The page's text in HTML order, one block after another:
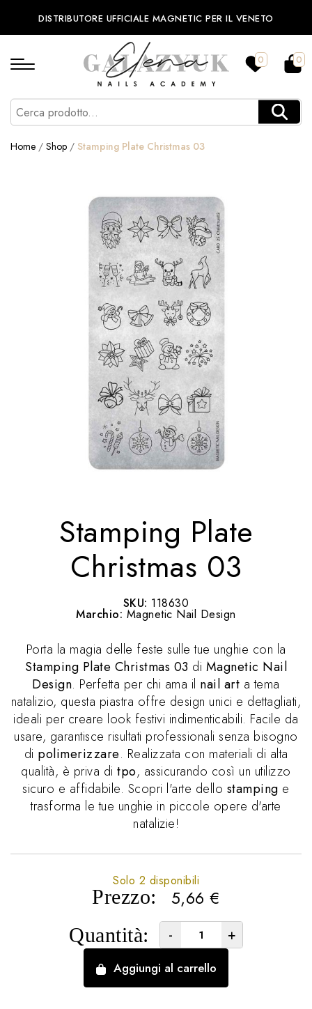
DISTRIBUTORE UFFICIALE MAGNETIC PER IL VENETO
0 0
Home / Shop / Stamping Plate Christmas 03
Stamping Plate
Christmas 03
SKU: 118630
Marchio: Magnetic Nail Design
Porta la magia delle feste sulle tue unghie con la
Stamping Plate Christmas 03 di Magnetic Nail
Design. Perfetta per chi ama il nail art a tema
natalizio, questa piastra offre design unici e dettagliati,
ideali per creare look festivi indimenticabili. Facile da
usare, garantisce risultati professionali senza bisogno
di polimerizzare. Realizzata con materiali di alta
qualità, è priva ditpo, assicurando così un utilizzo
sicuro e affidabile. Scopri l'arte dello stamping e
trasforma le tue unghie in piccole opere d'arte
natalizie!
Prezzo: 5,66€
Solo 2 disponibili
Quantità: - +
Aggiungi al carrello